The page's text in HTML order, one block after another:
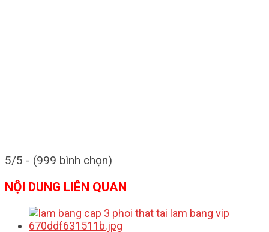
5/5 - (999 bình chọn)
NỘI DUNG LIÊN QUAN